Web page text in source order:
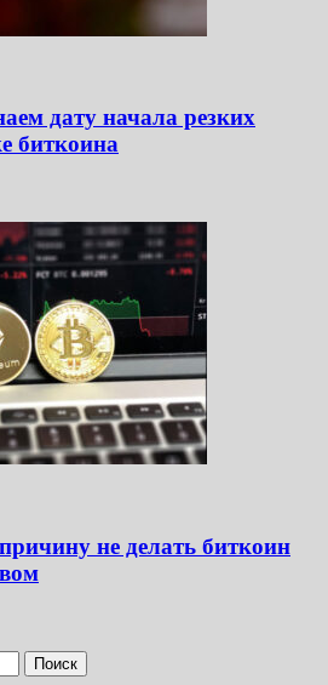
дату начала резких
биткоина
не делать биткоин